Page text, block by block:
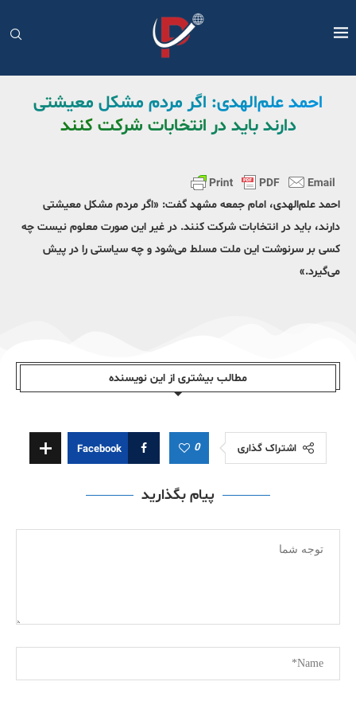
احمد علم‌الهدی: اگر مردم مشکل معیشتی
دارند باید در انتخابات شرکت کنند
احمد علم‌الهدی، امام جمعه مشهد گفت: «اگر مردم مشکل معیشتی
دارند، باید در انتخابات شرکت کنند. در غیر این صورت معلوم نیست چه
کسی بر سرنوشت این ملت مسلط می‌شود و چه سیاستی را در پیش
می‌گیرد.»
مطالب بیشتری از این نویسندە
اشتراک گذاری 0
Facebook
پیام بگذارید